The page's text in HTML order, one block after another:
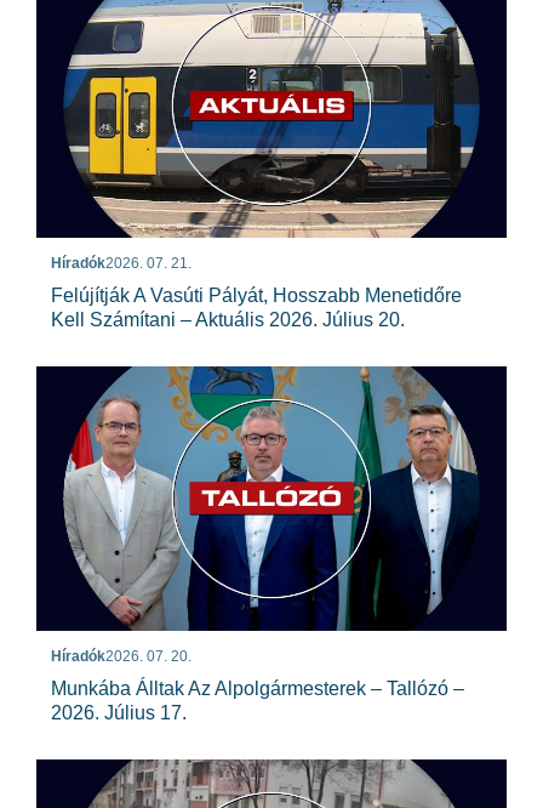
Híradók2026. 07. 21.
Felújítják A Vasúti Pályát, Hosszabb Menetidőre
Kell Számítani – Aktuális 2026. Július 20.
Híradók2026. 07. 20.
Munkába Álltak Az Alpolgármesterek – Tallózó –
2026. Július 17.